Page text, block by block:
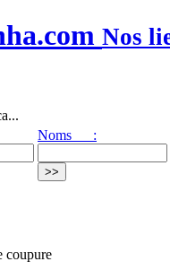
Nos
Noms :
coupure